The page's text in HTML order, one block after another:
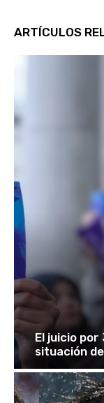
ARTÍCULOS
El juicio
situación